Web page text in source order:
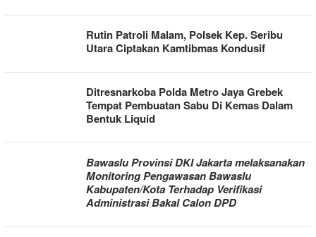
Rutin Patroli Malam, Polsek Kep. Seribu
Utara Ciptakan Kamtibmas Kondusif
Ditresnarkoba Polda Metro Jaya Grebek
Tempat Pembuatan Sabu Di Kemas Dalam
Bentuk Liquid
Bawaslu Provinsi DKI Jakarta melaksanakan
Monitoring Pengawasan Bawaslu
Kabupaten/Kota Terhadap Verifikasi
Administrasi Bakal Calon DPD